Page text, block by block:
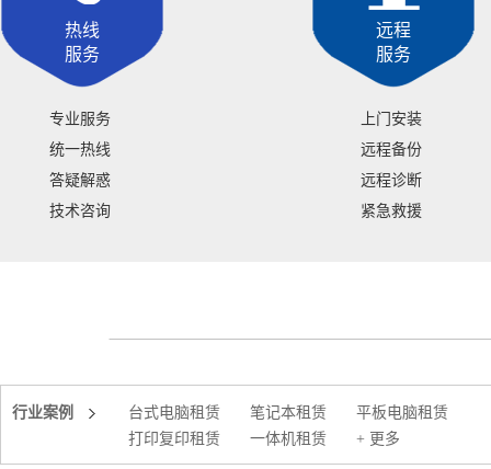
热线
服务
专业服务
统一热线
答疑解惑
技术咨询
远程
服务
上门安装
远程备份
远程诊断
紧急救援
行业案例 台式电脑租赁 笔记本租赁
平板电脑租赁
打印复印租赁
一体机租赁 + 更多